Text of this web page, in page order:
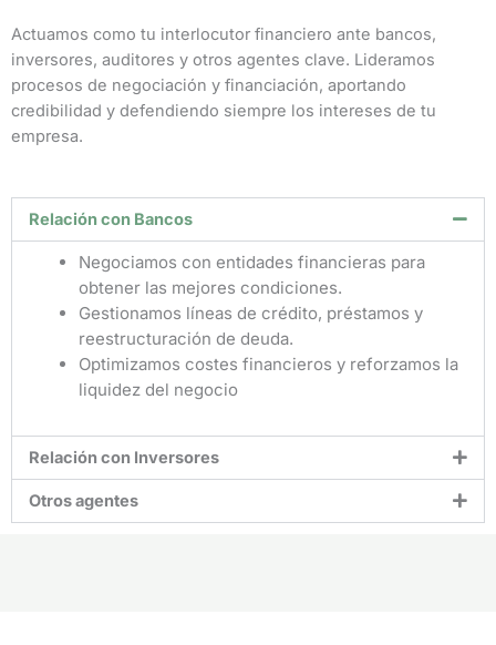
Actuamos como tu interlocutor financiero ante bancos,
inversores, auditores y otros agentes clave. Lideramos
procesos de negociación y financiación, aportando
credibilidad y defendiendo siempre los intereses de tu
empresa.
Relación con Bancos
Negociamos con entidades financieras para
obtener las mejores condiciones.
Gestionamos líneas de crédito, préstamos y
reestructuración de deuda.
Optimizamos costes financieros y reforzamos la
liquidez del negocio
Relación con Inversores
Otros agentes